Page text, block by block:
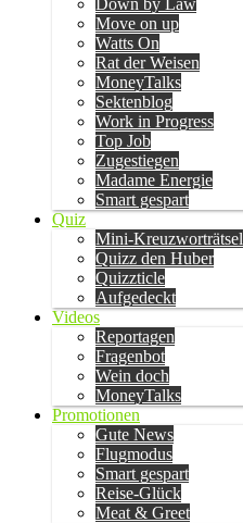
Down by Law
Move on up
Watts On
Rat der Weisen
MoneyTalks
Sektenblog
Work in Progress
Top Job
Zugestiegen
Madame Energie
Smart gespart
Quiz
Mini-Kreuzworträtsel
Quizz den Huber
Quizzticle
Aufgedeckt
Videos
Reportagen
Fragenbot
Wein doch
MoneyTalks
Promotionen
Gute News
Flugmodus
Smart gespart
Reise-Glück
Meat & Greet